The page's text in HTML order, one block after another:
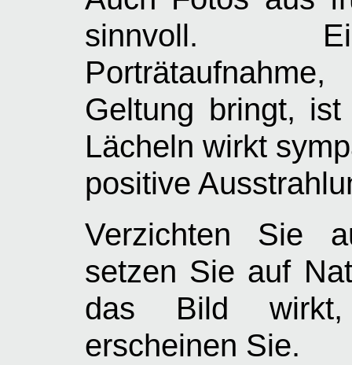
sinnvoll.
Geltung bringt,
Lächeln wirkt
positive
Verzichten Sie
setzen Sie auf
das Bild wirkt,
erscheinen Sie.